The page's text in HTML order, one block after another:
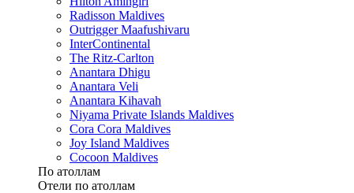
Radisson Maldives
Outrigger Maafushivaru
InterContinental
The Ritz-Carlton
Anantara Dhigu
Anantara Veli
Anantara Kihavah
Niyama Private Islands Maldives
Cora Cora Maldives
Joy Island Maldives
Cocoon Maldives
По атоллам
Отели по атоллам